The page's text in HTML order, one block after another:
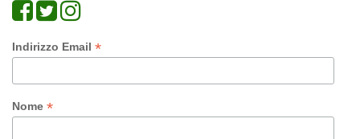
Indirizzo Email *
Nome *